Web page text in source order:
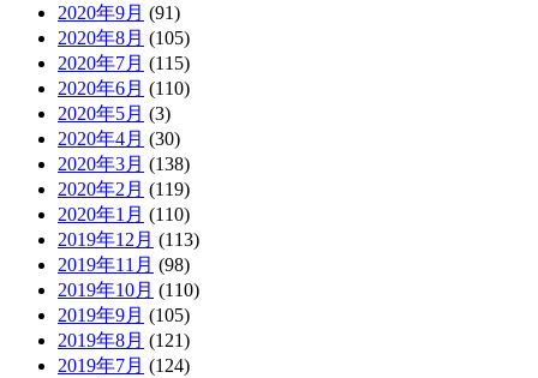
2020年9月 (91)
2020年8月 (105)
2020年7月 (115)
2020年6月 (110)
2020年5月 (3)
2020年4月 (30)
2020年3月 (138)
2020年2月 (119)
2020年1月 (110)
2019年12月 (113)
2019年11月 (98)
2019年10月 (110)
2019年9月 (105)
2019年8月 (121)
2019年7月 (124)